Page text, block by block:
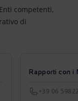
competenti,
di
Rapporti con i
+39 06